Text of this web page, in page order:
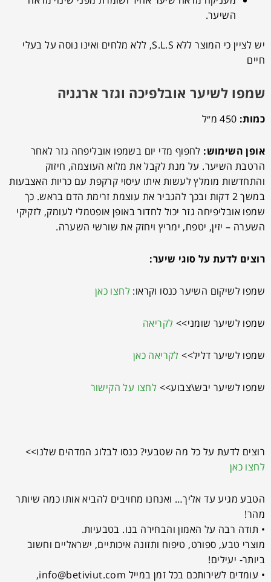
השיער.
יש לציין כי המוצר ללא S.L.S, ללא מלחים ואינו נוסה על בעלי
חיים
שמפו לשיער אובלפיכה וגזר ארגניה
כמות: 450 מ״ל
אופן השימוש: לחפוף מדי יום בשמפו אובליפחה גזר לאחר
הרטבת השיער. על מנת לקבל את מלוא העוצמה, חיזוק
והתחדשות מומלץ לעשות איתו עיסוי קרקפת עם כריות האצבעות
במשך 2 דקות ובכך להגביר את עוצמת זרימת הדם בראש. כך
שמפו אובליפיחה גזר יכול לחדור באופן אופטמלי לעומק, לזקיקי
השערה – יזין, יטפח, ימריץ ויחזק את שורשי השערה.
רוצים לדעת על סוגי שיער:
שמפו לשיקום השיער כנסו וקראו: לחצו כאן
שמפו לשיער שומני>> לקריאה
שמפו לשיער דליל>> לקריאה כאן
שמפו לשיער יבש\צבוע>> לחצו על הקישור
רוצים לדעת על כל מה שטבעי? כנסו לבלוג המדהים שלנו>>
לחצו כאן
הטבע מגיע עד אליך… ואנחנו מחויבים להביא אותו כמה שיותר
מהר!
• תודה רבה על האמון והבחירה בנו. בטבעיות.
מוצרי טבע, ספורט, טיפוח ותזונה איכותיים, ישראליים וחשוב
ביותר- יעילים!
• עומדים לשירותכם בכל זמן במייל info@betiviut.com
,